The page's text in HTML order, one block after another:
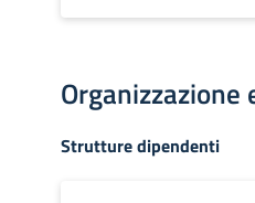
Strutture dipendenti